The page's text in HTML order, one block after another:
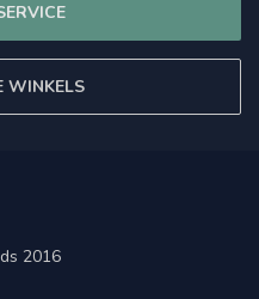
WINKELS
2016